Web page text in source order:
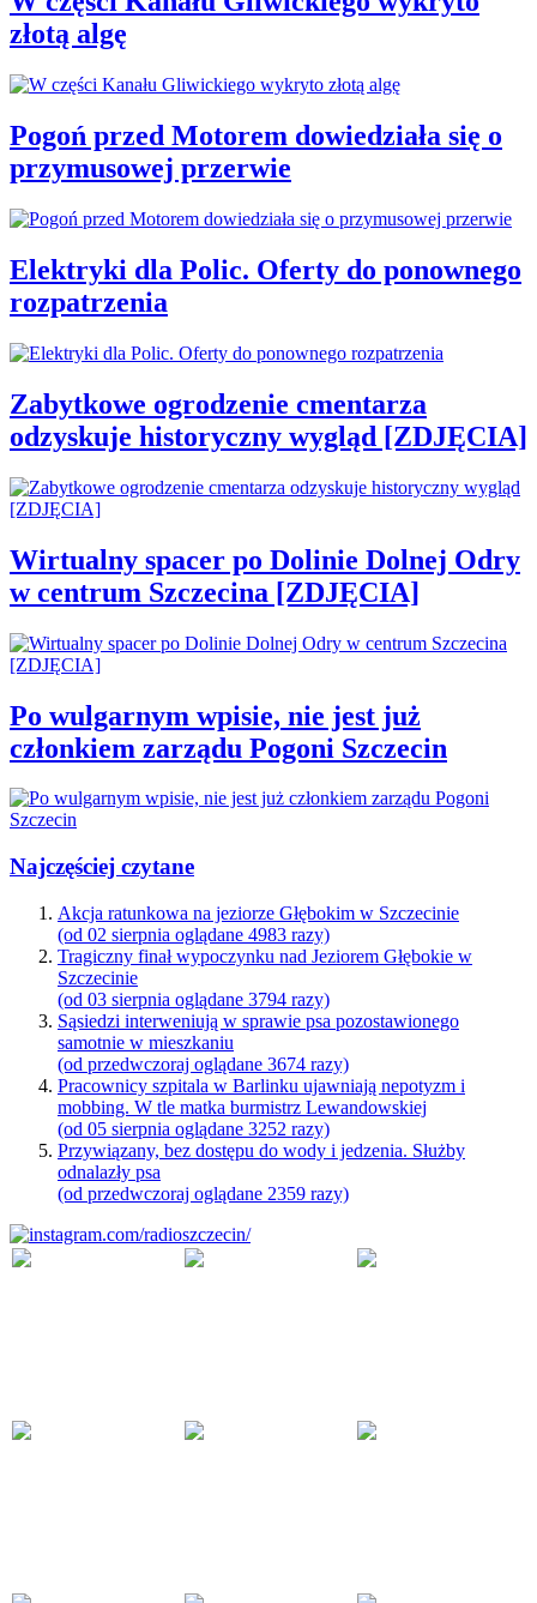
złotą algę
Pogoń przed Motorem dowiedziała się o
przymusowej przerwie
Elektryki dla Polic. Oferty do ponownego
rozpatrzenia
Zabytkowe ogrodzenie cmentarza
odzyskuje historyczny wygląd [ZDJĘCIA]
Wirtualny spacer po Dolinie Dolnej Odry
w centrum Szczecina [ZDJĘCIA]
Po wulgarnym wpisie, nie jest już
członkiem zarządu Pogoni Szczecin
Najczęściej czytane
Akcja ratunkowa na jeziorze Głębokim w Szczecinie
(od 02 sierpnia oglądane 4983 razy)
Tragiczny finał wypoczynku nad Jeziorem Głębokie w
Szczecinie
(od 03 sierpnia oglądane 3794 razy)
Sąsiedzi interweniują w sprawie psa pozostawionego
samotnie w mieszkaniu
(od przedwczoraj oglądane 3674 razy)
Pracownicy szpitala w Barlinku ujawniają nepotyzm i
mobbing. W tle matka burmistrz Lewandowskiej
(od 05 sierpnia oglądane 3252 razy)
Przywiązany, bez dostępu do wody i jedzenia. Służby
odnalazły psa
(od przedwczoraj oglądane 2359 razy)